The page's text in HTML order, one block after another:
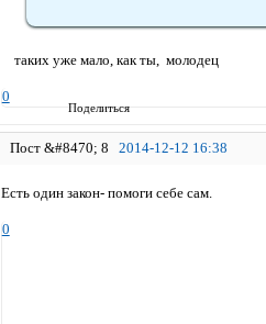
Поделиться
таких уже мало, как ты, молодец
0
8 2014-12-12 16:38
Есть один закон- помоги себе сам.
0